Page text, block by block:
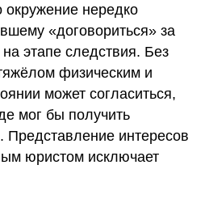
нередко
«договориться» за
этапе следствия. Без
физическим и
может согласиться,
мог бы получить
Представление интересов
юристом исключает